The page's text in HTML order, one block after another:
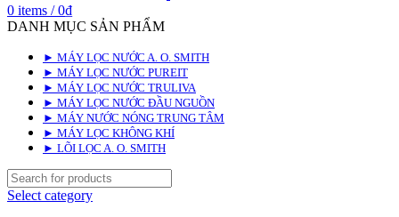
0 items / 0₫
DANH MỤC SẢN PHẨM
► MÁY LỌC NƯỚC A. O. SMITH
► MÁY LỌC NƯỚC PUREIT
► MÁY LỌC NƯỚC TRULIVA
► MÁY LỌC NƯỚC ĐẦU NGUỒN
► MÁY NƯỚC NÓNG TRUNG TÂM
► MÁY LỌC KHÔNG KHÍ
► LÕI LỌC A. O. SMITH
Select category